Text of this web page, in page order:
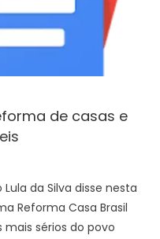
de casas e
Lula da Silva disse nesta
Reforma Casa Brasil
sérios do povo